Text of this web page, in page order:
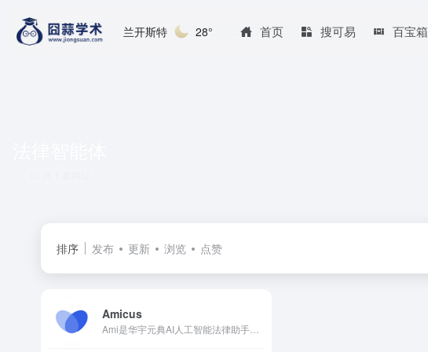
兰开斯特 28° 首页 搜可易 百宝箱
排序 发布 更新 浏览 点赞
Amicus